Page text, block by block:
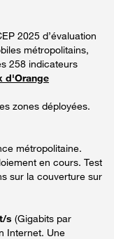
2025 d’évaluation
métropolitains,
258 indicateurs
d'Orange
zones déployées.
métropolitaine.
en cours. Test
sur la couverture sur
s (Gigabits par
Internet. Une